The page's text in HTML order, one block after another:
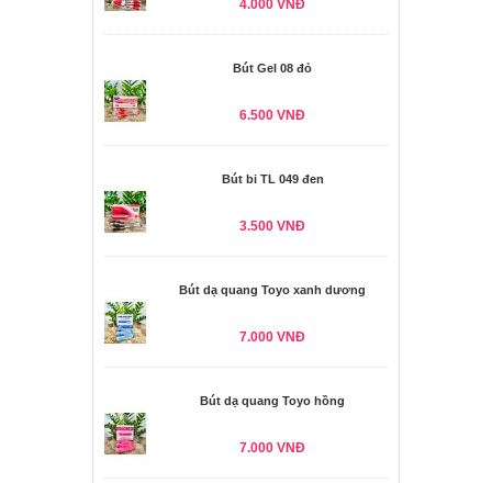
4.000 VNĐ
Bút Gel 08 đỏ
6.500 VNĐ
Bút bi TL 049 đen
3.500 VNĐ
Bút dạ quang Toyo xanh dương
7.000 VNĐ
Bút dạ quang Toyo hồng
7.000 VNĐ